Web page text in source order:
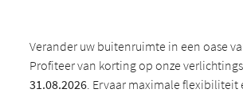
Verander uw buitenruimte in een oase
Profiteer van korting op onze
31.08.2026. Ervaar maximale flexibiliteit